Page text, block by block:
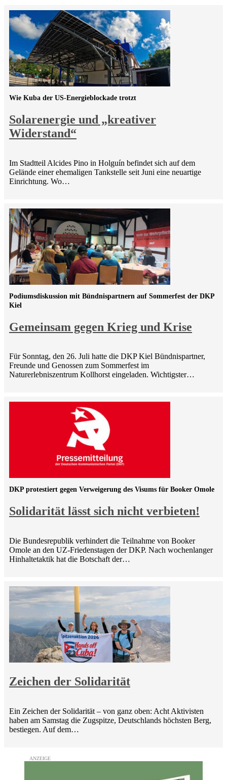
Solarenergie und „kreativer
Widerstand“
Wie Kuba der US-Energieblockade trotzt
Im Stadtteil Alcides Pino in Holguín befindet sich auf dem
Gelände einer ehemaligen Tankstelle seit Juni eine neuartige
Einrichtung. Wo…
Gemeinsam gegen Krieg und Krise
Podiumsdiskussion mit Bündnispartnern auf Sommerfest der DKP
Kiel
Für Sonntag, den 26. Juli hatte die DKP Kiel Bündnispartner,
Freunde und Genossen zum Sommerfest im
Naturerlebniszentrum Kollhorst eingeladen. Wichtigster…
Solidarität lässt sich nicht verbieten!
DKP protestiert gegen Verweigerung des Visums für Booker Omole
Die Bundesrepublik verhindert die Teilnahme von Booker
Omole an den UZ-Friedenstagen der DKP. Nach wochenlanger
Hinhaltetaktik hat die Botschaft der…
Zeichen der Solidarität
Ein Zeichen der Solidarität – von ganz oben: Acht Aktivisten
haben am Samstag die Zugspitze, Deutschlands höchsten Berg,
bestiegen. Auf dem…